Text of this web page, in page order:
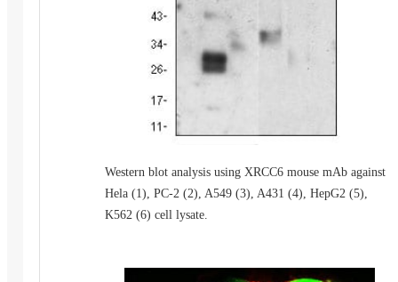
Western blot analysis using XRCC6 mouse mAb against
Hela (1), PC-2 (2), A549 (3), A431 (4), HepG2 (5),
K562 (6) cell lysate.